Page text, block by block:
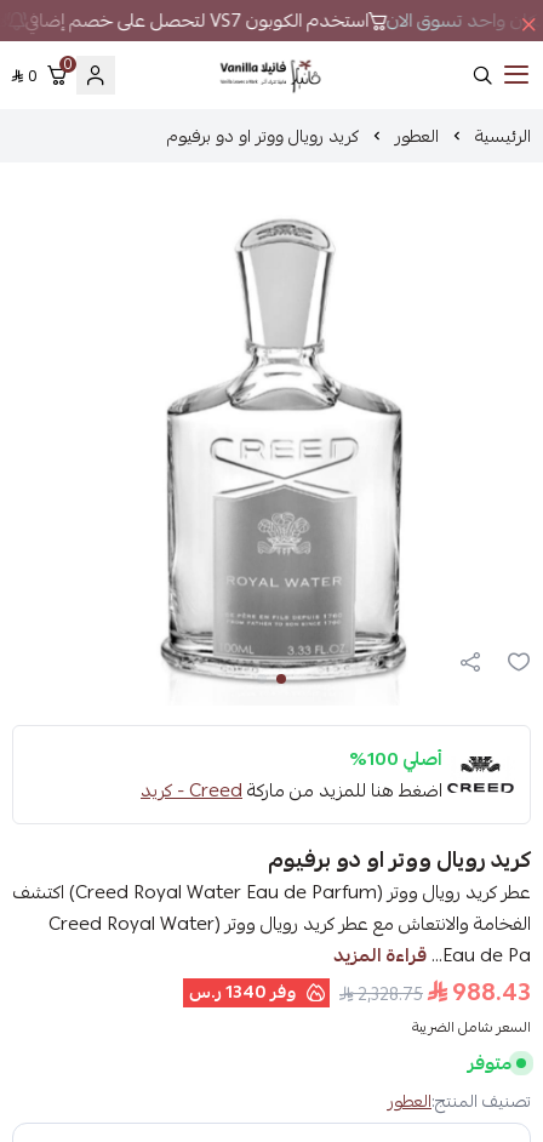
مكان واحد تسوق الان استخدم الكوبون VS7 لتحصل على خصم إضافي
فانيلا
0
0
الرئيسية العطور كريد رويال ووتر او دو برفيوم
أصلي 100%
اضغط هنا للمزيد من ماركةCreed - كريد
كريد رويال ووتر او دو برفيوم
عطر كريد رويال ووتر (Creed Royal Water Eau de Parfum) اكتشف
الفخامة والانتعاش مع عطر كريد رويال ووتر (Creed Royal Water
Eau de Pa... قراءة المزيد
988.43
2,328.75 وفر1340 ر.س
السعر شامل الضريبة
متوفر
تصنيف المنتج:العطور